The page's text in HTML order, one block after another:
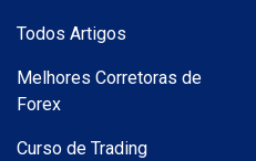
Todos Artigos
Melhores Corretoras de
Forex
Curso de Trading